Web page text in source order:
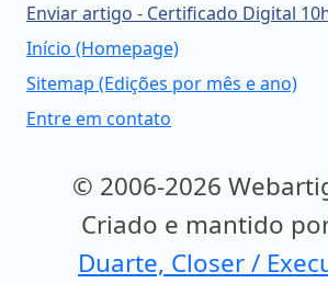
Enviar artigo - Certificado Digital
Início (Homepage)
Sitemap (Edições por mês e ano)
Entre em contato
© 2006-2026
Criado e mantido
Duarte, Closer /